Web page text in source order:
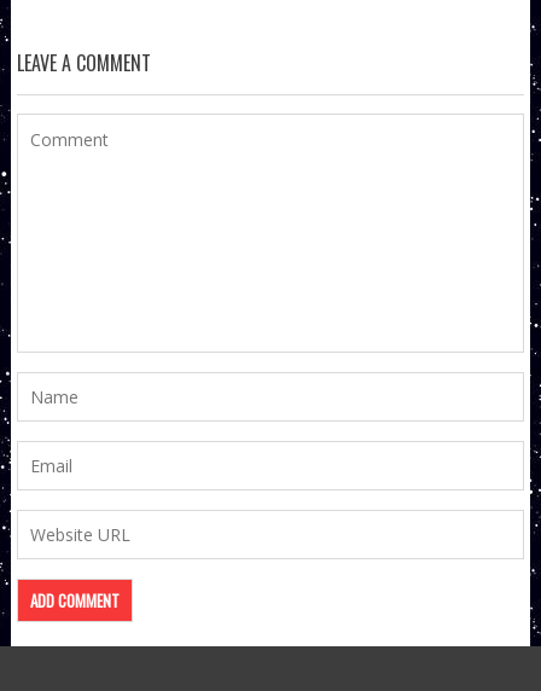
LEAVE A COMMENT